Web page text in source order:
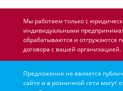
Мы работаем только с
индивидуальными
обрабатываются и отгружаются
договора с вашей организацией.
Предложение не является
сайте и в розничной сети могут